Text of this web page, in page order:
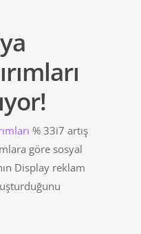
% 33i7 artış
göre sosyal
Display reklam